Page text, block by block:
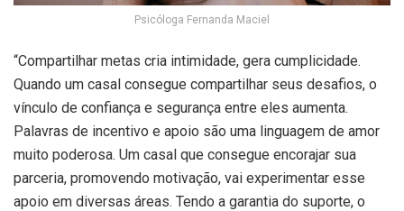
Psicóloga Fernanda Maciel
“Compartilhar metas cria intimidade, gera cumplicidade.
Quando um casal consegue compartilhar seus desafios, o
vínculo de confiança e segurança entre eles aumenta.
Palavras de incentivo e apoio são uma linguagem de amor
muito poderosa. Um casal que consegue encorajar sua
parceria, promovendo motivação, vai experimentar esse
apoio em diversas áreas. Tendo a garantia do suporte, o